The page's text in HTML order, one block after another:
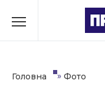
до
Головна » Фото